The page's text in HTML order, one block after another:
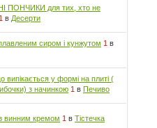
ПОНЧИКИ для тих, хто не
1 в Десерти
сиром і кунжутом 1 в
випікається у формі на плиті (
з начинкою 1 вПечиво
винним кремом 1 вТістечка